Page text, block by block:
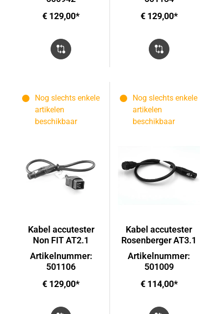
€ 129,00*
€ 129,00*
Nog slechts enkele
artikelen
beschikbaar
Kabel accutester
Non FIT AT2.1
Artikelnummer:
501106
€ 129,00*
Nog slechts enkele
artikelen
beschikbaar
Kabel accutester
Rosenberger AT3.1
Artikelnummer:
501009
€ 114,00*